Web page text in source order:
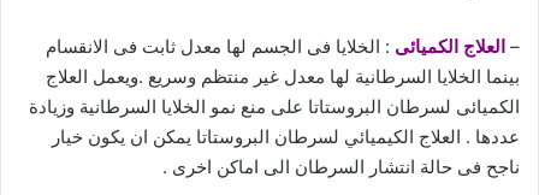
– العلاج الكميائى : الخلايا فى الجسم لها معدل ثابت فى الانقسام
بينما الخلايا السرطانية لها معدل غير منتظم وسريع .ويعمل العلاج
الكميائى لسرطان البروستاتا على منع نمو الخلايا السرطانية وزيادة
عددها . العلاج الكيميائي لسرطان البروستاتا يمكن ان يكون خيار
ناجح فى حالة انتشار السرطان الى اماكن اخرى .